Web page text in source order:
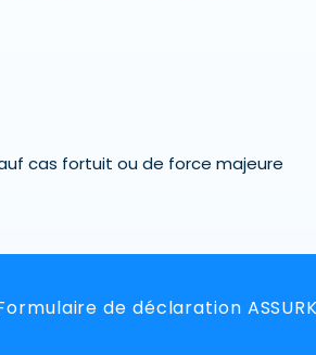
cas fortuit ou de force majeure
de déclaration